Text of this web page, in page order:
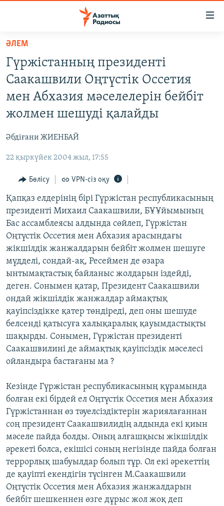
Skip
main
content
to
main
Skip
to
САЯСАТ
AZATTYQTV
ӘЛЕУМЕТ
ӘЛЕМ
АРНАЙЫ ЖОБАЛАР
Русский
ЖАЗЫЛЫҢЫЗ
Басқа тілдерде
ӘЛЕМ
Гүржістанның президенті
Саакашвили Оңтүстік Оссетия
мен Абхазия мәселелерін бейбіт
жолмен шешуді қалайды
Әбдіғани ЖИЕНБАЙ
22 қыркүйек 2004 жыл, 17:55
Бөлісу VPN-сіз оқу
Қапқаз елдерінің бірі Гүржістан республикасының
президенті Михаил Саакашвили, БҰҰйымының
Бас ассамблеясы алдында сөйлеп, Гүржістан
Оңтүстік Оссетия мен Абхазия арасындағы
жікшілдік жанжалдарын бейбіт жолмен шешуге
мүдделі, сондай-ақ, Ресеймен де өзара
ынтымақтастық байланыс жолдарын іздейді,
деген. Сонымен қатар, Президент Саакашвили
ондай жікшілдік жанжалдар аймақтық
қауіпсіздікке қатер төндіреді, деп оны шешуде
белсенді қатысуға халықаралық қауымдастықты
шақырды. Сонымен, Гүржістан президенті
Саакашвилині де аймақтық қауіпсіздік мәселесі
ойландыра бастағаны ма ?
Кезінде Гүржістан республикасының құрамында
болған екі бірдей ел Оңтүстік Оссетия мен Абхазия
Гүржістаннан өз тәуелсіздіктерін жариялағаннан
соң президент Саакашвилидің алдында екі қиын
мәселе пайда болды. Оның алғашқысы жікшілдік
әрекеті болса, екішісі соның негізінде пайда болған
террорлық шабуылдар болып тұр. Ол екі әрекеттің
де қауіпті екендігін түсінген М.Саакашвили
Оңтүстік Оссетия мен Абхазия жанжалдарын
бейбіт шешкеннен өзге дұрыс жол жоқ деп